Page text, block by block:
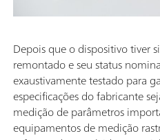
Depois que o dispositivo tiver
remontado e seu status
exaustivamente testado para
especificações do fabricante
medição de parâmetros
equipamentos de medição